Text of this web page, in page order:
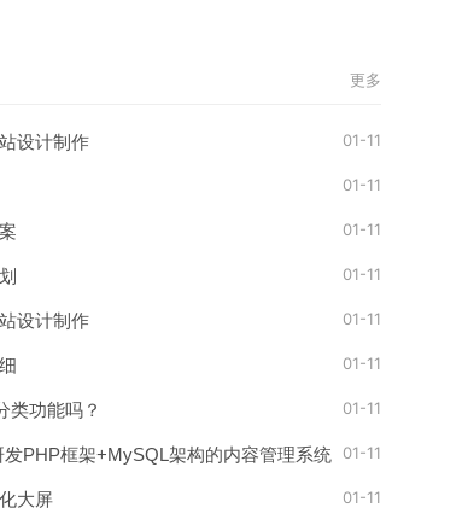
更多
设计制作 01-11
01-11
01-11
01-11
设计制作 01-11
01-11
类功能吗？ 01-11
PHP框架+MySQL架构的内容管理系统 01-11
大屏 01-11